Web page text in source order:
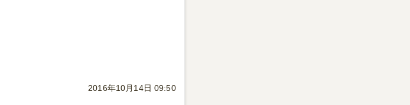
2016年10月14日 09:50